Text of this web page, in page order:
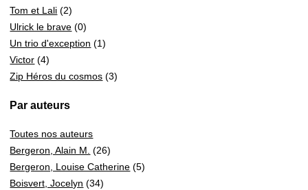
Tom et Lali (2)
Ulrick le brave (0)
Un trio d'exception (1)
Victor (4)
Zip Héros du cosmos (3)
Par auteurs
Toutes nos auteurs
Bergeron, Alain M. (26)
Bergeron, Louise Catherine (5)
Boisvert, Jocelyn (34)